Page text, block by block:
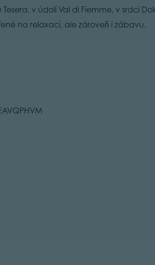
v údolí Val di Fiemme, v srdci
na relaxaci, ale zároveň i zábavu.